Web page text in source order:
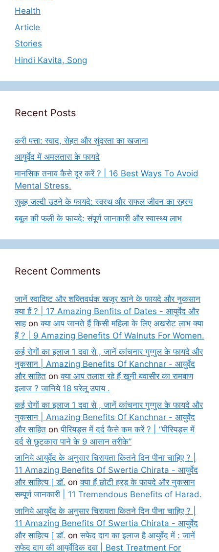
Health
Article
Stories
Hindi Kavita, Song
Recent Posts
करी पत्ता: स्वाद, सेहत और सुंदरता का खजाना
आयुर्वेद में अमलतास के फायदे
मानसिक तनाव कैसे दूर करें ? | 16 Best Ways To Avoid
Mental Stress.
सुबह जल्दी उठने के फायदे: स्वस्थ और सफल जीवन का रहस्य
बबूल की फली के फायदे: संपूर्ण जानकारी और स्वास्थ्य लाभ
Recent Comments
जानें स्वादिष्ट और शक्तिवर्धक खजूर खाने के फायदे और नुकसान
क्या हैं ? | 17 Amazing Benfits of Dates - आयुर्वेद और
साहonक्या आप जानते हैं किसी महिला के लिए अखरोट लाभ क्या
हैं ? | 9 Amazing Benefits Of Walnuts For Women.
कई रोगों का इलाज 1 दवा से , जानें कांचनार गुग्गुल के फायदे और
नुकसान | Amazing Benefits Of Kanchnar - आयुर्वेद
और साहित onक्या आप तलाश रहे हैं खूनी बवासीर का रामबाण
इलाज ? जानिये 18 घरेलू उपाय .
कई रोगों का इलाज 1 दवा से , जानें कांचनार गुग्गुल के फायदे और
नुकसान | Amazing Benefits Of Kanchnar - आयुर्वेद
और साहित onपीरियड्स में दर्द कैसे कम करें ? | “पीरियड्स में
दर्द से छुटकारा पाने के 9 आसान तरीके”
जानिये आयुर्वेद के अनुसार चिरायता कितने दिन पीना चाहिए ? |
11 Amazing Benefits Of Swertia Chirata - आयुर्वेद
और साहित्य [ डॉ. onक्या हैं छोटी हरड़ के फायदे और नुकसान
सम्पूर्ण जानकारी | 11 Tremendous Benefits of Harad.
जानिये आयुर्वेद के अनुसार चिरायता कितने दिन पीना चाहिए ? |
11 Amazing Benefits Of Swertia Chirata - आयुर्वेद
और साहित्य [ डॉ. onसफेद दाग का इलाज है आयुर्वेद में : जानें
सफेद दाग की आयुर्वेदिक दवा | Best Treatment For